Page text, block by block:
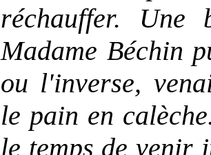
réchauffer. Une
Madame Béchin
ou l'inverse,
le pain en
le temps de venir